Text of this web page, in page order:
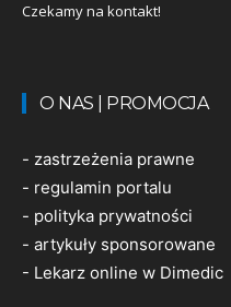
Czekamy na kontakt!
O NAS | PROMOCJA
- zastrzeżenia prawne
- regulamin portalu
- polityka prywatności
- artykuły sponsorowane
- Lekarz online w Dimedic